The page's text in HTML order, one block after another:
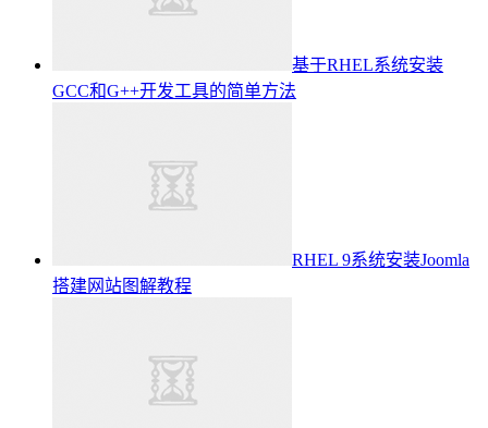
基于RHEL系统安装
GCC和G++开发工具的简单方法
RHEL 9系统安装Joomla
搭建网站图解教程